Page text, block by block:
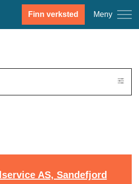
Finn verksted Meny
AS, Sandefjord